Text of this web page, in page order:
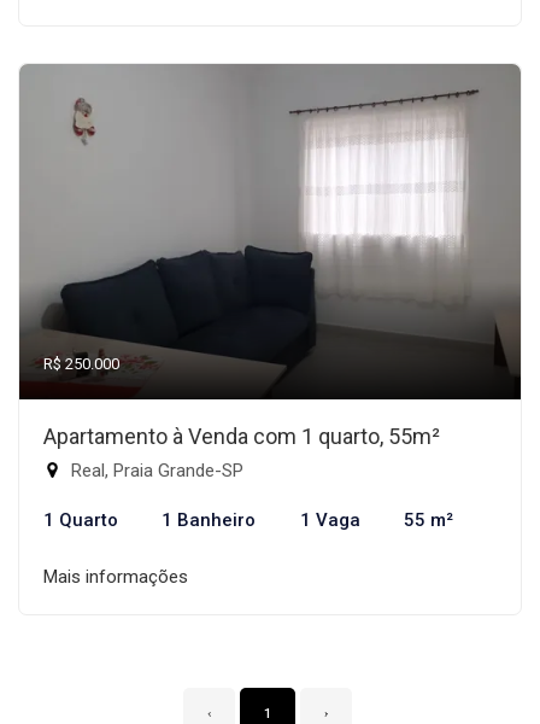
R$ 250.000
Apartamento à Venda com 1 quarto, 55m²
Real, Praia Grande-SP
1 Quarto 1 Banheiro 1 Vaga 55 m²
Mais informações
‹ 1 ›